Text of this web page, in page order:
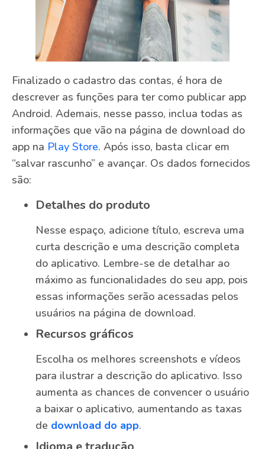
Finalizado o cadastro das contas, é hora de
descrever as funções para ter como publicar app
Android. Ademais, nesse passo, inclua todas as
informações que vão na página de download do
app na Play Store. Após isso, basta clicar em
“salvar rascunho” e avançar. Os dados fornecidos
são:
Detalhes do produto
Nesse espaço, adicione título, escreva uma
curta descrição e uma descrição completa
do aplicativo. Lembre-se de detalhar ao
máximo as funcionalidades do seu app, pois
essas informações serão acessadas pelos
usuários na página de download.
Recursos gráficos
Escolha os melhores screenshots e vídeos
para ilustrar a descrição do aplicativo. Isso
aumenta as chances de convencer o usuário
a baixar o aplicativo, aumentando as taxas
de download do app.